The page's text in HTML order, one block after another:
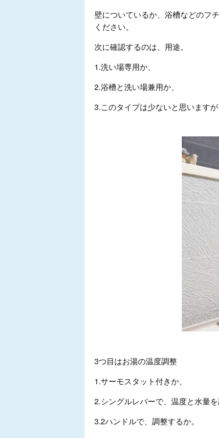
壁についているか、浴槽などのフ
ください。
次に確認するのは、用途。
1.洗い場専用か、
2.浴槽と洗い場兼用か、
3.このタイプは少ないと思います
3つ目はお湯の温度調整
1.サーモスタット付きか、
2.シングルレバーで、温度と水量
3.2ハンドルで、調整するか。